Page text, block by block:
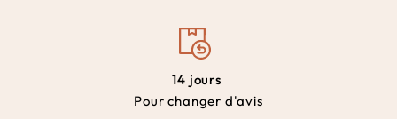
14 jours
Pour changer d'avis